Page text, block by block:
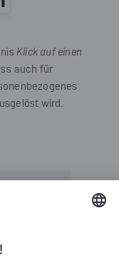
Klick auf einen
auch für
wird.